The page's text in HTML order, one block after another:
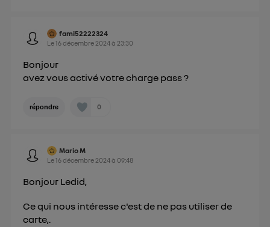
fami52222324
Le16 décembre 2024à 23:30
Bonjour
avez vous activé votre charge pass ?
répondre 0
Mario M
Le16 décembre 2024à 09:48
Bonjour Ledid,
Ce qui nous intéresse c'est de ne pas utiliser de
carte,.